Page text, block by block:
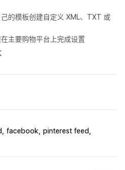
的模板创建自定义 XML、TXT 或
主要购物平台上完成设置
facebook pinterest feed